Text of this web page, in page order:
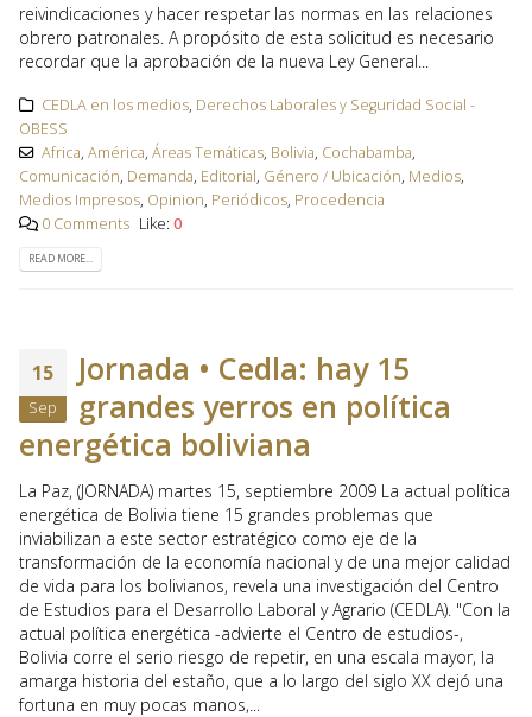
reivindicaciones y hacer respetar las normas en las relaciones
obrero patronales. A propósito de esta solicitud es necesario
recordar que la aprobación de la nueva Ley General...
CEDLA en los medios, Derechos Laborales y Seguridad Social -
OBESS
Africa, América, Áreas Temáticas, Bolivia, Cochabamba,
Comunicación, Demanda, Editorial, Género / Ubicación, Medios,
Medios Impresos, Opinion, Periódicos, Procedencia
0 Comments Like: 0
READ MORE...
15
Sep
Jornada • Cedla: hay 15
grandes yerros en política
energética boliviana
La Paz, (JORNADA) martes 15, septiembre 2009 La actual política
energética de Bolivia tiene 15 grandes problemas que
inviabilizan a este sector estratégico como eje de la
transformación de la economía nacional y de una mejor calidad
de vida para los bolivianos, revela una investigación del Centro
de Estudios para el Desarrollo Laboral y Agrario (CEDLA). "Con la
actual política energética -advierte el Centro de estudios-,
Bolivia corre el serio riesgo de repetir, en una escala mayor, la
amarga historia del estaño, que a lo largo del siglo XX dejó una
fortuna en muy pocas manos,...